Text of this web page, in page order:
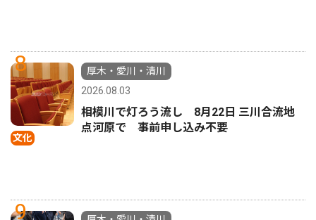
8
文化
厚木・愛川・清川
2026.08.03
相模川で灯ろう流し 8月22日 三川合流地
点河原で 事前申し込み不要
9